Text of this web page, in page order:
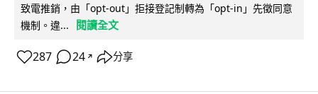
致電推銷，由「opt-out」拒接登記制轉為「opt-in」先徵同意
機制。違...
閱讀全文
287 24 ↗ 分享